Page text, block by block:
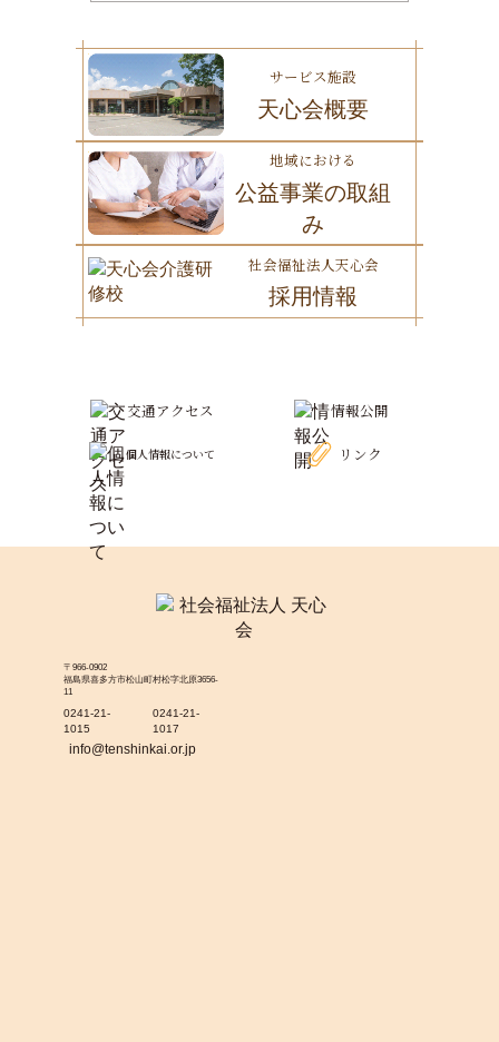
サービス施設
天心会概要
地域における
公益事業の取組
み
社会福祉法人天心会
採用情報
交通アクセス 情報公開
個人情報について リンク
〒966-0902
福島県喜多方市松山町村松字北原3656-
11
0241-21-
1015
0241-21-
1017
info@tenshinkai.or.jp